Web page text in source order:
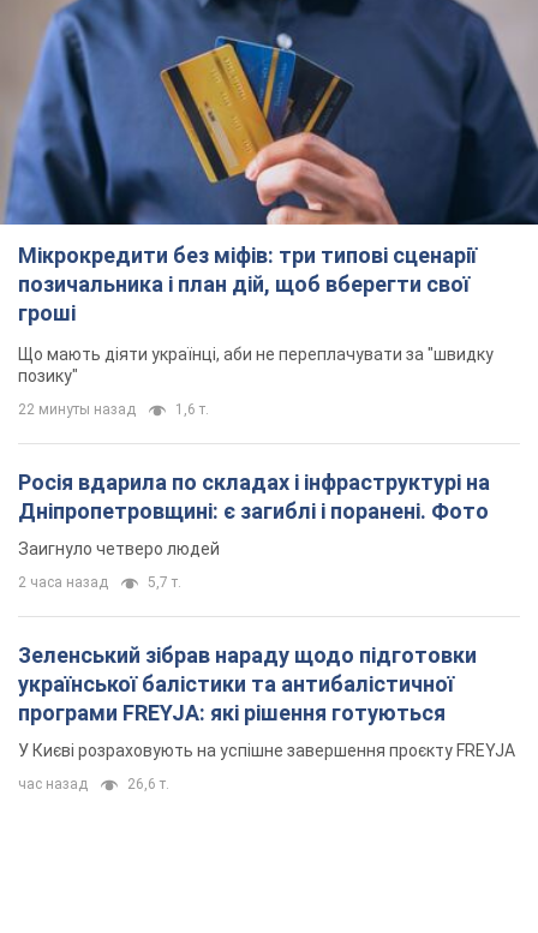
Мікрокредити без міфів: три типові сценарії
позичальника і план дій, щоб вберегти свої
гроші
Що мають діяти українці, аби не переплачувати за "швидку
позику"
22 минуты назад 1,6 т.
Росія вдарила по складах і інфраструктурі на
Дніпропетровщині: є загиблі і поранені. Фото
Заигнуло четверо людей
2 часа назад 5,7 т.
Зеленський зібрав нараду щодо підготовки
української балістики та антибалістичної
програми FREYJA: які рішення готуються
У Києві розраховують на успішне завершення проєкту FREYJA
час назад 26,6 т.